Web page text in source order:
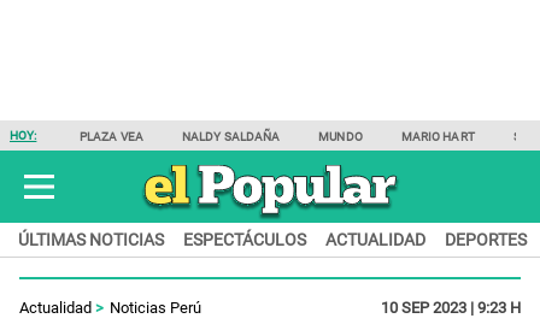
HOY: PLAZA VEA NALDY SALDAÑA MUNDO MARIO HART
ÚLTIMAS NOTICIAS ESPECTÁCULOS ACTUALIDAD DEPORTES
Actualidad Noticias Perú 10 SEP 2023 | 9:23 H